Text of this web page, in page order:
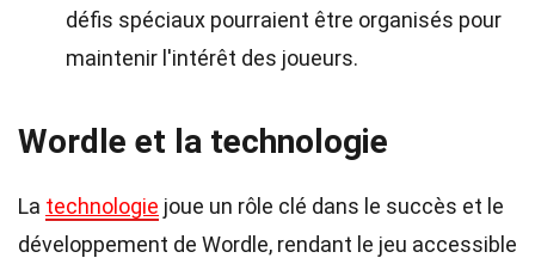
défis spéciaux pourraient être organisés pour
maintenir l'intérêt des joueurs.
Wordle et la technologie
La technologie joue un rôle clé dans le succès et le
développement de Wordle, rendant le jeu accessible